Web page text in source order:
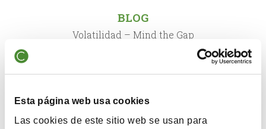
Esta página web usa cookies
Las cookies de este sitio web se usan para
BLOG
Volatilidad – Mind the Gap
Inversión en Valor, un método de trabajo